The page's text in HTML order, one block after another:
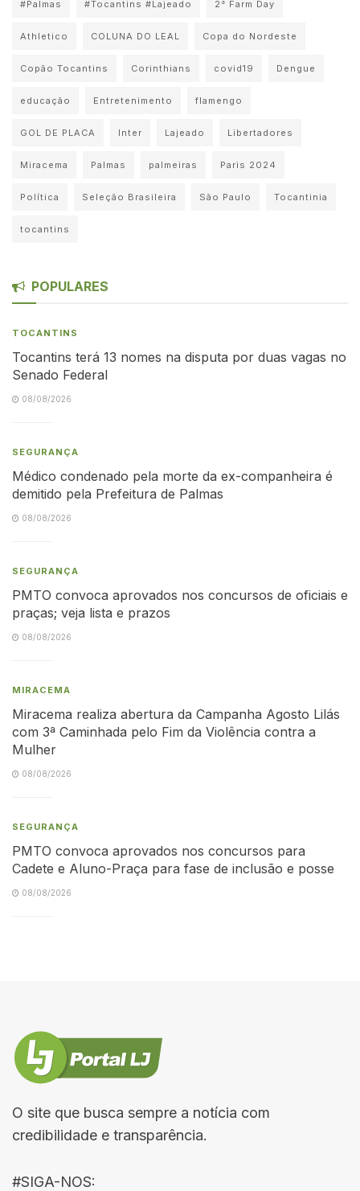
#Palmas #Tocantins #Lajeado 2° Farm Day
Athletico COLUNA DO LEAL Copa do Nordeste
Copão Tocantins Corinthians covid19 Dengue
educação Entretenimento flamengo
GOL DE PLACA Inter Lajeado Libertadores
Miracema Palmas palmeiras Paris 2024
Política Seleção Brasileira São Paulo Tocantinia
tocantins
POPULARES
TOCANTINS
Tocantins terá 13 nomes na disputa por duas vagas no
Senado Federal
08/08/2026
SEGURANÇA
Médico condenado pela morte da ex-companheira é
demitido pela Prefeitura de Palmas
08/08/2026
SEGURANÇA
PMTO convoca aprovados nos concursos de oficiais e
praças; veja lista e prazos
08/08/2026
MIRACEMA
Miracema realiza abertura da Campanha Agosto Lilás
com 3ª Caminhada pelo Fim da Violência contra a
Mulher
08/08/2026
SEGURANÇA
PMTO convoca aprovados nos concursos para
Cadete e Aluno-Praça para fase de inclusão e posse
08/08/2026
O site que busca sempre a notícia com
credibilidade e transparência.
#SIGA-NOS: